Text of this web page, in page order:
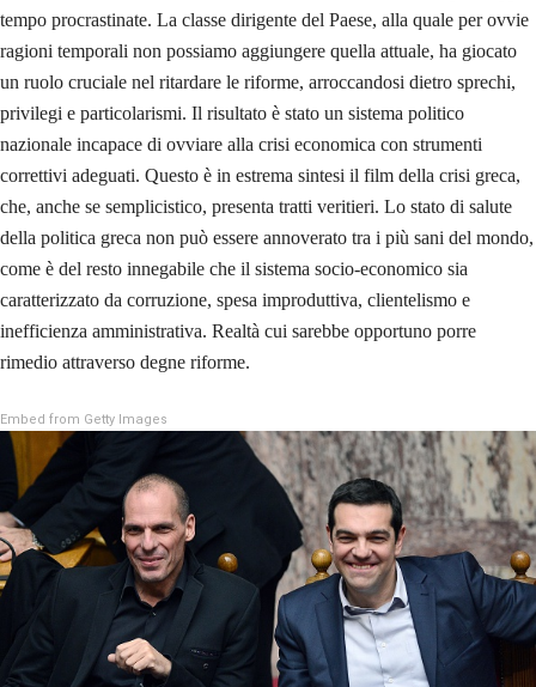
tempo procrastinate. La classe dirigente del Paese, alla quale per ovvie
ragioni temporali non possiamo aggiungere quella attuale, ha giocato
un ruolo cruciale nel ritardare le riforme, arroccandosi dietro sprechi,
privilegi e particolarismi. Il risultato è stato un sistema politico
nazionale incapace di ovviare alla crisi economica con strumenti
correttivi adeguati. Questo è in estrema sintesi il film della crisi greca,
che, anche se semplicistico, presenta tratti veritieri. Lo stato di salute
della politica greca non può essere annoverato tra i più sani del mondo,
come è del resto innegabile che il sistema socio-economico sia
caratterizzato da corruzione, spesa improduttiva, clientelismo e
inefficienza amministrativa. Realtà cui sarebbe opportuno porre
rimedio attraverso degne riforme.
Embed from Getty Images